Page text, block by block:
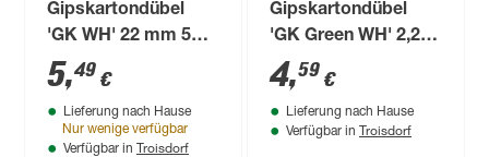
Gipskartondübel
'GK WH' 22 mm 5
Stück
5,49 €
Lieferung nach Hause
Nur wenige verfügbar
Verfügbar in Troisdorf
Gipskartondübel
'GK Green WH' 2,2
mm 5 Stück
4,59 €
Lieferung nach Hause
Verfügbar in Troisdorf